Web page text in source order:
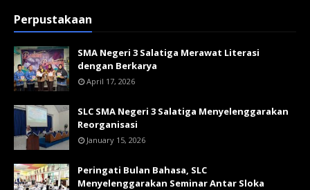
Perpustakaan
SMA Negeri 3 Salatiga Merawat Literasi
dengan Berkarya
April 17, 2026
SLC SMA Negeri 3 Salatiga Menyelenggarakan
Reorganisasi
January 15, 2026
Peringati Bulan Bahasa, SLC
Menyelenggarakan Seminar Antar Sloka